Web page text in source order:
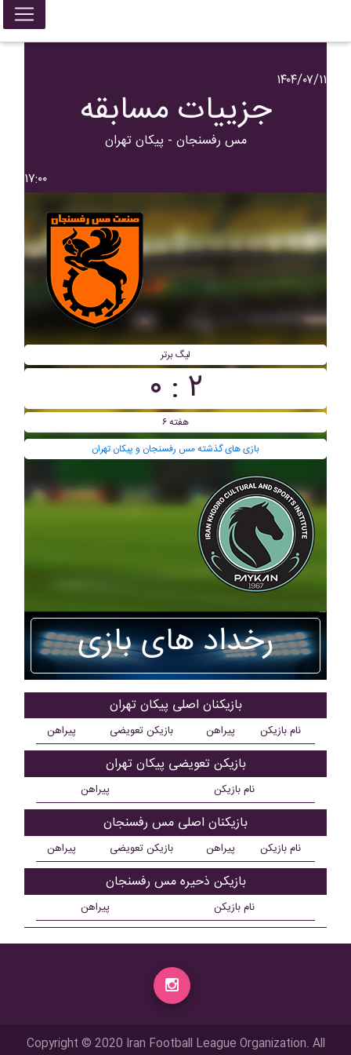
۱۴۰۴/۰۷/۱۱
جزییات مسابقه
مس رفسنجان - پيکان تهران
۱۷:۰۰
لیگ برتر
۲ : ۰
هفته ۶
بازی های گذشته مس رفسنجان و پيکان تهران
رخداد های بازی
بازیکنان اصلی پيکان تهران
نام بازیکن پیراهن بازیکن تعویضی پیراهن
بازیکن تعویضی پيکان تهران
نام بازیکن پیراهن
بازیکنان اصلی مس رفسنجان
نام بازیکن پیراهن بازیکن تعویضی پیراهن
بازیکن ذحیره مس رفسنجان
نام بازیکن پیراهن
Copyright © 2020 Iran Football League Organization. All